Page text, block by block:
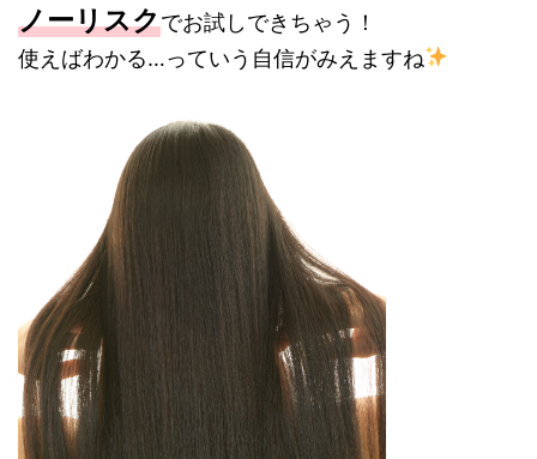
ノーリスクでお試しできちゃう！
使えばわかる…っていう自信がみえますね